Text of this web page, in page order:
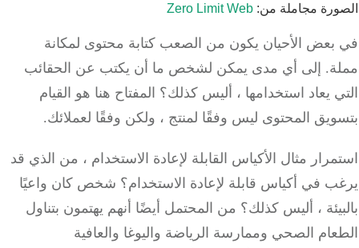
مجاملة من:Zero Limit Web
الأحيان يكون من الصعب كتابة محتوى لمكانة
إلى أي مدى يمكن لشخص ما أن يكتب عن الحقائب
يعاد استخدامها ، أليس كذلك؟المفتاح هنا هو القيام
المحتوى ليس وفقًا لمنتج ، ولكن وفقًا لعملائك.
مثال الأكياس القابلة لإعادة الاستخدام ، من الذي قد
في أكياس قابلة لإعادة الاستخدام؟شخص كان واعيًا
، أليس كذلك؟من المحتمل أيضًا أنهم يهتمون بتناول
الصحي وممارسة الرياضة واليوغا والعافية